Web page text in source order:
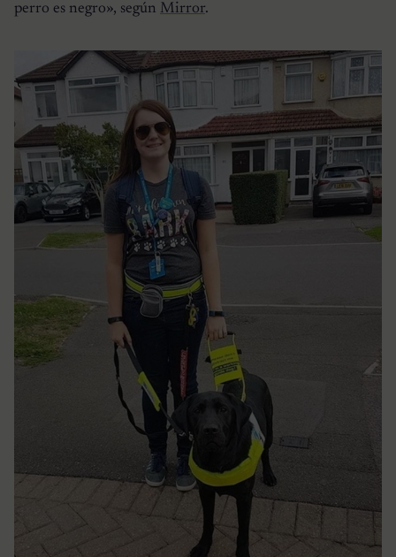
perro es negro», según Mirror.